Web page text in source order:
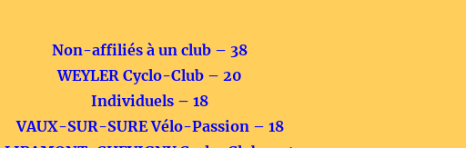
Non-affiliés à un club – 38
WEYLER Cyclo-Club – 20
Individuels – 18
VAUX-SUR-SURE Vélo-Passion – 18